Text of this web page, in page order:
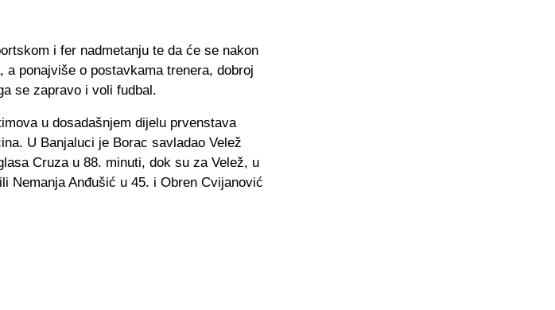
i fer nadmetanju te da će se nakon
ponajviše o postavkama trenera, dobroj
se zapravo i voli fudbal.
u dosadašnjem dijelu prvenstava
U Banjaluci je Borac savladao Velež
Cruza u 88. minuti, dok su za Velež, u
Nemanja Anđušić u 45. i Obren Cvijanović